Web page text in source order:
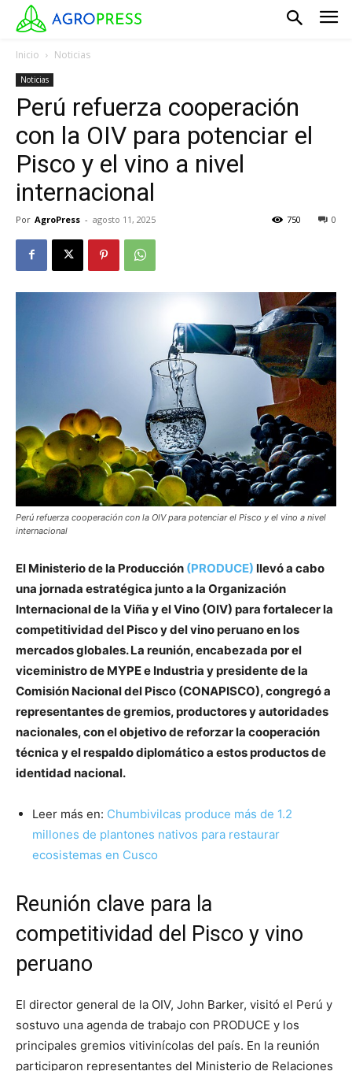
Inicio Noticias
Noticias
Perú refuerza cooperación
con la OIV para potenciar el
Pisco y el vino a nivel
internacional
Por AgroPress - agosto 11, 2025 0
750
Perú refuerza cooperación con la OIV para potenciar el Pisco y el vino a nivel
internacional
El Ministerio de la Producción (PRODUCE) llevó a cabo
una jornada estratégica junto a la Organización
Internacional de la Viña y el Vino (OIV) para fortalecer la
competitividad del Pisco y del vino peruano en los
mercados globales. La reunión, encabezada por el
viceministro de MYPE e Industria y presidente de la
Comisión Nacional del Pisco (CONAPISCO), congregó a
representantes de gremios, productores y autoridades
nacionales, con el objetivo de reforzar la cooperación
técnica y el respaldo diplomático a estos productos de
identidad nacional.
Leer más en: Chumbivilcas produce más de 1.2
millones de plantones nativos para restaurar
ecosistemas en Cusco
Reunión clave para la
competitividad del Pisco y vino
peruano
El director general de la OIV, John Barker, visitó el Perú y
sostuvo una agenda de trabajo con PRODUCE y los
principales gremios vitivinícolas del país. En la reunión
participaron representantes del Ministerio de Relaciones